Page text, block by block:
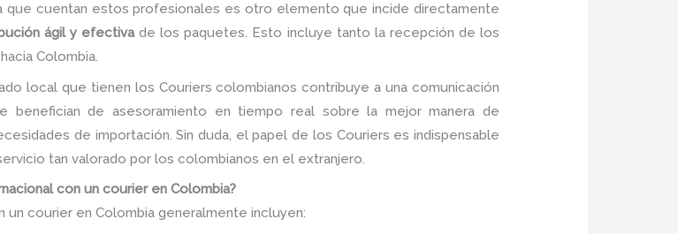
que cuentan estos profesionales es otro elemento que incide directamente
ágil y efectivade los paquetes. Esto incluye tanto la recepción de los
Colombia.
local que tienen los Couriers colombianos contribuye a una comunicación
benefician de asesoramiento en tiempo real sobre la mejor manera de
de importación. Sin duda, el papel de los Couriers es indispensable
tan valorado por los colombianos en el extranjero.
con un courier en Colombia?
un courier en Colombia generalmente incluyen: